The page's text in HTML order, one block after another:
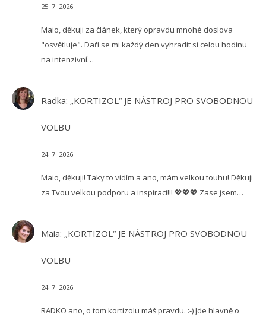
25. 7. 2026
Maio, děkuji za článek, který opravdu mnohé doslova
"osvětluje". Daří se mi každý den vyhradit si celou hodinu
na intenzivní…
Radka: „KORTIZOL“ JE NÁSTROJ PRO SVOBODNOU
VOLBU
24. 7. 2026
Maio, děkuji! Taky to vidím a ano, mám velkou touhu! Děkuji
za Tvou velkou podporu a inspiraci!!! 💖💖💖 Zase jsem…
Maia: „KORTIZOL“ JE NÁSTROJ PRO SVOBODNOU
VOLBU
24. 7. 2026
RADKO ano, o tom kortizolu máš pravdu. :-) Jde hlavně o